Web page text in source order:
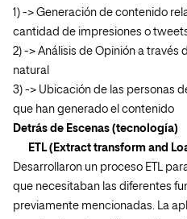
1) -> Generación de contenido
cantidad de impresiones o
2) -> Análisis de Opinión a
natural
3) -> Ubicación de las personas
que han generado el contenido
Detrás de Escenas (tecnología)
ETL (Extract transform and
Desarrollaron un proceso ETL
que necesitaban las diferentes
previamente mencionadas. La